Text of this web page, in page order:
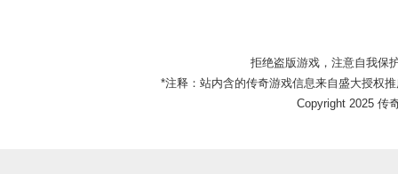
拒绝盗版游戏，注意自我保
*注释：站内含的传奇游戏信息来自盛大授权
Copyright 2025 传